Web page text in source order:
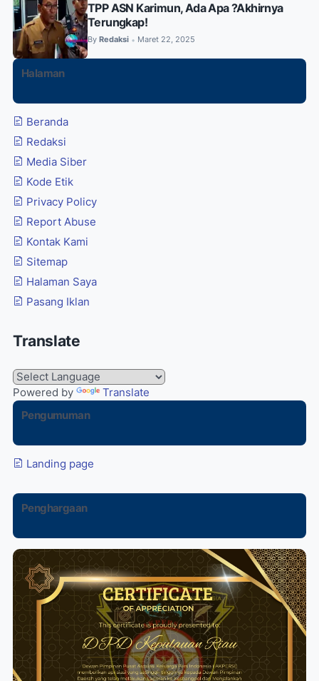
TPP ASN Karimun, Ada Apa ?Akhirnya
Terungkap!
By Redaksi • Maret 22, 2025
Halaman
Beranda
Redaksi
Media Siber
Kode Etik
Privacy Policy
Report Abuse
Kontak Kami
Sitemap
Halaman Saya
Pasang Iklan
Translate
Powered by
Translate
Pengumuman
Landing page
Penghargaan